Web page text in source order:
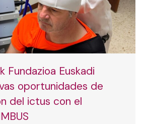
Fundazioa Euskadi
oportunidades de
del ictus con el